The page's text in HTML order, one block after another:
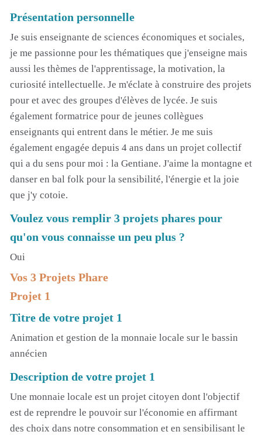
Présentation personnelle
Je suis enseignante de sciences économiques et sociales,
je me passionne pour les thématiques que j'enseigne mais
aussi les thèmes de l'apprentissage, la motivation, la
curiosité intellectuelle. Je m'éclate à construire des projets
pour et avec des groupes d'élèves de lycée. Je suis
également formatrice pour de jeunes collègues
enseignants qui entrent dans le métier. Je me suis
également engagée depuis 4 ans dans un projet collectif
qui a du sens pour moi : la Gentiane. J'aime la montagne et
danser en bal folk pour la sensibilité, l'énergie et la joie
que j'y cotoie.
Voulez vous remplir 3 projets phares pour
qu'on vous connaisse un peu plus ?
Oui
Vos 3 Projets Phare
Projet 1
Titre de votre projet 1
Animation et gestion de la monnaie locale sur le bassin
annécien
Description de votre projet 1
Une monnaie locale est un projet citoyen dont l'objectif
est de reprendre le pouvoir sur l'économie en affirmant
des choix dans notre consommation et en sensibilisant le